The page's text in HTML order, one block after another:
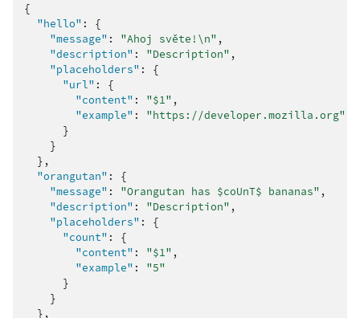
{
"hello" :
{
"message" : "Ahoj světe!\n" ,
"description" : "Description" ,
"placeholders" :
{
"url" :
{
"content" : "$1" ,
"example" :
"https://developer.mozilla.org"
}
}
},
"orangutan" :
{
"message" : "Orangutan has $coUnT$ bananas" ,
"description" : "Description" ,
"placeholders" :
{
"count" :
{
"content" : "$1" ,
"example" :
"5"
}
}
},